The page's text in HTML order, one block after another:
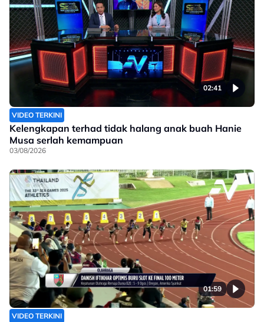
02:41
VIDEO TERKINI
Kelengkapan terhad tidak halang anak buah Hanie
Musa serlah kemampuan
03/08/2026
01:59
VIDEO TERKINI